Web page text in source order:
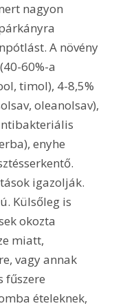
nagyon
A növény
60%-a
timol), 4-8,5%
oleanolsav),
enyhe
igazolják.
Külsőleg is
okozta
miatt,
vagy annak
fűszere
ételeknek,